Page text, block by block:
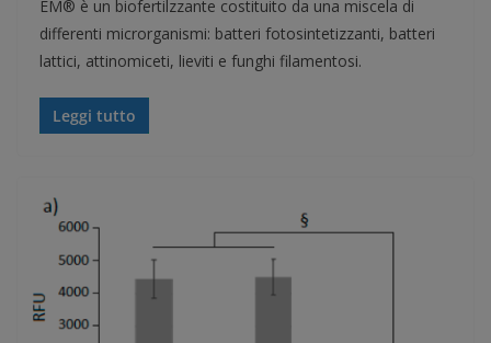
EM® è un biofertilzzante costituito da una miscela di
differenti microrganismi: batteri fotosintetizzanti, batteri
lattici, attinomiceti, lieviti e funghi filamentosi.
Leggi tutto